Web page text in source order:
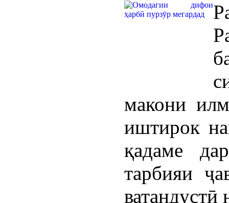
макони
иштирок
қадаме
тарбияи
ватандустӣ